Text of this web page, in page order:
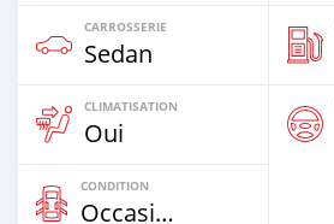
CARROSSERIE
Sedan
CLIMATISATION
Oui
CONDITION
Occasion